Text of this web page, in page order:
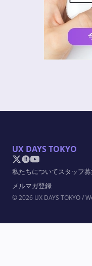
UX DAYS TOKYO
私たちについてスタッフ
メルマガ登録
© 2026 UX DAYS TOKYO /